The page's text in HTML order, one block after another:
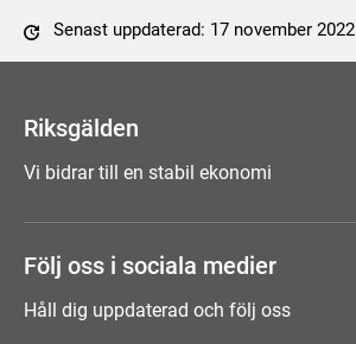
Senast uppdaterad: 17 november 2022
Riksgälden
Vi bidrar till en stabil ekonomi
Följ oss i sociala medier
Håll dig uppdaterad och följ oss